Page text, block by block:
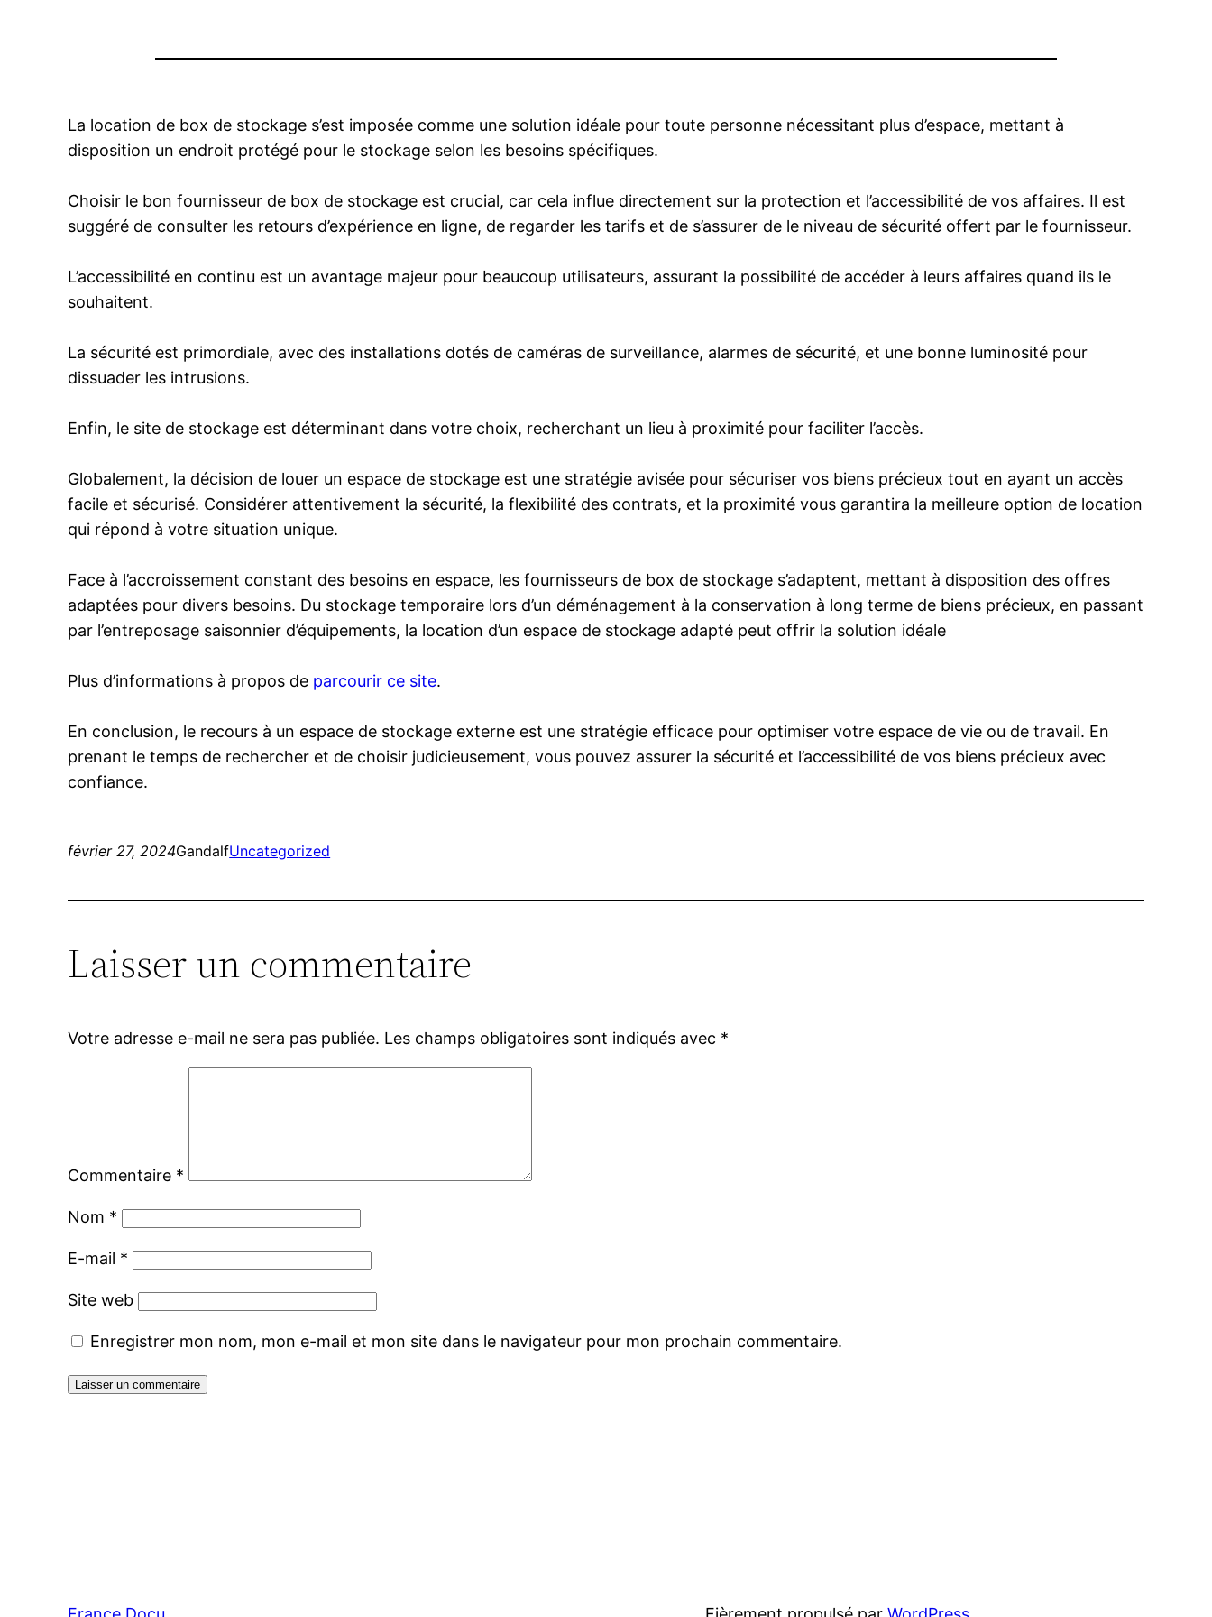
La location de box de stockage s’est imposée comme une solution idéale pour toute personne nécessitant plus d’espace, mettant à
disposition un endroit protégé pour le stockage selon les besoins spécifiques.
Choisir le bon fournisseur de box de stockage est crucial, car cela influe directement sur la protection et l’accessibilité de vos affaires. Il est
suggéré de consulter les retours d’expérience en ligne, de regarder les tarifs et de s’assurer de le niveau de sécurité offert par le fournisseur.
L’accessibilité en continu est un avantage majeur pour beaucoup utilisateurs, assurant la possibilité de accéder à leurs affaires quand ils le
souhaitent.
La sécurité est primordiale, avec des installations dotés de caméras de surveillance, alarmes de sécurité, et une bonne luminosité pour
dissuader les intrusions.
Enfin, le site de stockage est déterminant dans votre choix, recherchant un lieu à proximité pour faciliter l’accès.
Globalement, la décision de louer un espace de stockage est une stratégie avisée pour sécuriser vos biens précieux tout en ayant un accès
facile et sécurisé. Considérer attentivement la sécurité, la flexibilité des contrats, et la proximité vous garantira la meilleure option de location
qui répond à votre situation unique.
Face à l’accroissement constant des besoins en espace, les fournisseurs de box de stockage s’adaptent, mettant à disposition des offres
adaptées pour divers besoins. Du stockage temporaire lors d’un déménagement à la conservation à long terme de biens précieux, en passant
par l’entreposage saisonnier d’équipements, la location d’un espace de stockage adapté peut offrir la solution idéale
Plus d’informations à propos de parcourir ce site.
En conclusion, le recours à un espace de stockage externe est une stratégie efficace pour optimiser votre espace de vie ou de travail. En
prenant le temps de rechercher et de choisir judicieusement, vous pouvez assurer la sécurité et l’accessibilité de vos biens précieux avec
confiance.
février 27, 2024GandalfUncategorized
Laisser un commentaire
Votre adresse e-mail ne sera pas publiée. Les champs obligatoires sont indiqués avec *
Commentaire *
Nom *
E-mail *
Site web
Enregistrer mon nom, mon e-mail et mon site dans le navigateur pour mon prochain commentaire.